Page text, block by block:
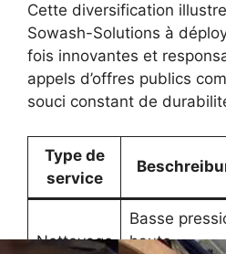
Cette diversification
Sowash-Solutions à
fois innovantes et
appels d’offres publics
souci constant de
Type de
service
Nettoyage
Basse
haute